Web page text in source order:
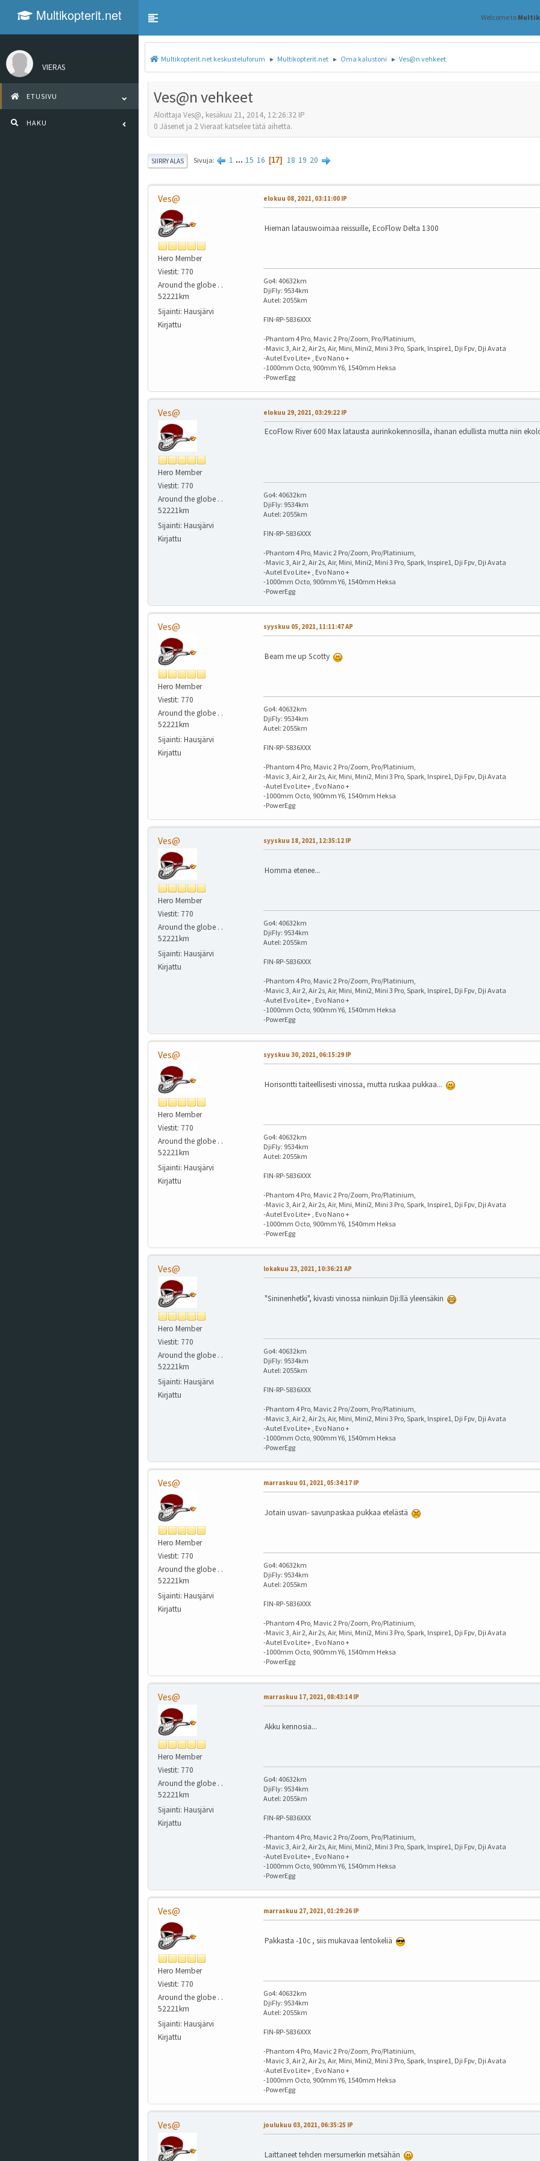
Multikopterit.net
Toggle navigation Welcome to
VIERAS
ETUSIVU
HAKU
Multikopterit.net keskusteluforum ► Multikopterit.net ► Oma kalustoni ► Ves@n vehkeet
Ves@n vehkeet
Aloittaja Ves@, kesäkuu 21, 2014, 12:26:32 IP
0 Jäsenet ja 2 Vieraat katselee tätä aihetta.
SIIRRY ALAS Sivuja 1 ... 15 16 17 18 19 20
Ves@
Hero Member
Viestit: 770
Around the globe . .
52221km
Sijainti: Hausjärvi
Kirjattu
elokuu 08, 2021, 03:11:00 IP
Hieman latauswoimaa reissuille, EcoFlow Delta 1300
Go4: 40632km
DjiFly: 9534km
Autel: 2055km
FIN-RP-5836XXX
-Phantom 4 Pro, Mavic 2 Pro/Zoom, Pro/Platinium,
-Mavic 3, Air 2, Air 2s, Air, Mini, Mini2, Mini 3 Pro, Spark, Inspire1, Dji Fpv, Dji Avata
-Autel Evo Lite+ , Evo Nano +
-1000mm Octo, 900mm Y6, 1540mm Heksa
-PowerEgg
Ves@
Hero Member
Viestit: 770
Around the globe . .
52221km
Sijainti: Hausjärvi
Kirjattu
elokuu 29, 2021, 03:29:22 IP
EcoFlow River 600 Max latausta aurinkokennosilla, ihanan edullista mutta niin
Go4: 40632km
DjiFly: 9534km
Autel: 2055km
FIN-RP-5836XXX
-Phantom 4 Pro, Mavic 2 Pro/Zoom, Pro/Platinium,
-Mavic 3, Air 2, Air 2s, Air, Mini, Mini2, Mini 3 Pro, Spark, Inspire1, Dji Fpv, Dji Avata
-Autel Evo Lite+ , Evo Nano +
-1000mm Octo, 900mm Y6, 1540mm Heksa
-PowerEgg
Ves@
Hero Member
Viestit: 770
Around the globe . .
52221km
Sijainti: Hausjärvi
Kirjattu
syyskuu 05, 2021, 11:11:47 AP
Beam me up Scotty
Go4: 40632km
DjiFly: 9534km
Autel: 2055km
FIN-RP-5836XXX
-Phantom 4 Pro, Mavic 2 Pro/Zoom, Pro/Platinium,
-Mavic 3, Air 2, Air 2s, Air, Mini, Mini2, Mini 3 Pro, Spark, Inspire1, Dji Fpv, Dji Avata
-Autel Evo Lite+ , Evo Nano +
-1000mm Octo, 900mm Y6, 1540mm Heksa
-PowerEgg
Ves@
Hero Member
Viestit: 770
Around the globe . .
52221km
Sijainti: Hausjärvi
Kirjattu
syyskuu 18, 2021, 12:35:12 IP
Homma etenee...
Go4: 40632km
DjiFly: 9534km
Autel: 2055km
FIN-RP-5836XXX
-Phantom 4 Pro, Mavic 2 Pro/Zoom, Pro/Platinium,
-Mavic 3, Air 2, Air 2s, Air, Mini, Mini2, Mini 3 Pro, Spark, Inspire1, Dji Fpv, Dji Avata
-Autel Evo Lite+ , Evo Nano +
-1000mm Octo, 900mm Y6, 1540mm Heksa
-PowerEgg
Ves@
Hero Member
Viestit: 770
Around the globe . .
52221km
Sijainti: Hausjärvi
Kirjattu
syyskuu 30, 2021, 06:15:29 IP
Horisontti taiteellisesti vinossa, mutta ruskaa pukkaa...
Go4: 40632km
DjiFly: 9534km
Autel: 2055km
FIN-RP-5836XXX
-Phantom 4 Pro, Mavic 2 Pro/Zoom, Pro/Platinium,
-Mavic 3, Air 2, Air 2s, Air, Mini, Mini2, Mini 3 Pro, Spark, Inspire1, Dji Fpv, Dji Avata
-Autel Evo Lite+ , Evo Nano +
-1000mm Octo, 900mm Y6, 1540mm Heksa
-PowerEgg
Ves@
Hero Member
Viestit: 770
Around the globe . .
52221km
Sijainti: Hausjärvi
Kirjattu
lokakuu 23, 2021, 10:36:21 AP
"Sininenhetki", kivasti vinossa niinkuin Dji:llä yleensäkin
Go4: 40632km
DjiFly: 9534km
Autel: 2055km
FIN-RP-5836XXX
-Phantom 4 Pro, Mavic 2 Pro/Zoom, Pro/Platinium,
-Mavic 3, Air 2, Air 2s, Air, Mini, Mini2, Mini 3 Pro, Spark, Inspire1, Dji Fpv, Dji Avata
-Autel Evo Lite+ , Evo Nano +
-1000mm Octo, 900mm Y6, 1540mm Heksa
-PowerEgg
Ves@
Hero Member
Viestit: 770
Around the globe . .
52221km
Sijainti: Hausjärvi
Kirjattu
marraskuu 01, 2021, 05:34:17 IP
Jotain usvan- savunpaskaa pukkaa etelästä
Go4: 40632km
DjiFly: 9534km
Autel: 2055km
FIN-RP-5836XXX
-Phantom 4 Pro, Mavic 2 Pro/Zoom, Pro/Platinium,
-Mavic 3, Air 2, Air 2s, Air, Mini, Mini2, Mini 3 Pro, Spark, Inspire1, Dji Fpv, Dji Avata
-Autel Evo Lite+ , Evo Nano +
-1000mm Octo, 900mm Y6, 1540mm Heksa
-PowerEgg
Ves@
Hero Member
Viestit: 770
Around the globe . .
52221km
Sijainti: Hausjärvi
Kirjattu
marraskuu 17, 2021, 08:43:14 IP
Akku kennosia...
Go4: 40632km
DjiFly: 9534km
Autel: 2055km
FIN-RP-5836XXX
-Phantom 4 Pro, Mavic 2 Pro/Zoom, Pro/Platinium,
-Mavic 3, Air 2, Air 2s, Air, Mini, Mini2, Mini 3 Pro, Spark, Inspire1, Dji Fpv, Dji Avata
-Autel Evo Lite+ , Evo Nano +
-1000mm Octo, 900mm Y6, 1540mm Heksa
-PowerEgg
Ves@
Hero Member
Viestit: 770
Around the globe . .
52221km
Sijainti: Hausjärvi
Kirjattu
marraskuu 27, 2021, 01:29:26 IP
Pakkasta -10c , siis mukavaa lentokeliä
Go4: 40632km
DjiFly: 9534km
Autel: 2055km
FIN-RP-5836XXX
-Phantom 4 Pro, Mavic 2 Pro/Zoom, Pro/Platinium,
-Mavic 3, Air 2, Air 2s, Air, Mini, Mini2, Mini 3 Pro, Spark, Inspire1, Dji Fpv, Dji Avata
-Autel Evo Lite+ , Evo Nano +
-1000mm Octo, 900mm Y6, 1540mm Heksa
-PowerEgg
Ves@ joulukuu 03, 2021, 06:35:25 IP
Laittaneet tehden mersumerkin metsähän